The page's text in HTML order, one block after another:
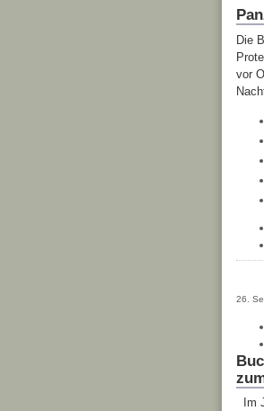
Die
vor
26.
Im